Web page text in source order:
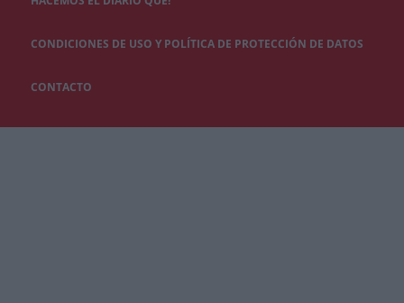
CONDICIONES DE USO Y POLÍTICA DE PROTECCIÓN DE DATOS
CONTACTO